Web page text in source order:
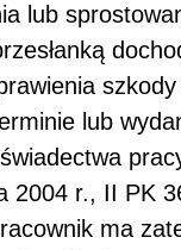
lub
szkody
lub
2004 r., II PK
ma